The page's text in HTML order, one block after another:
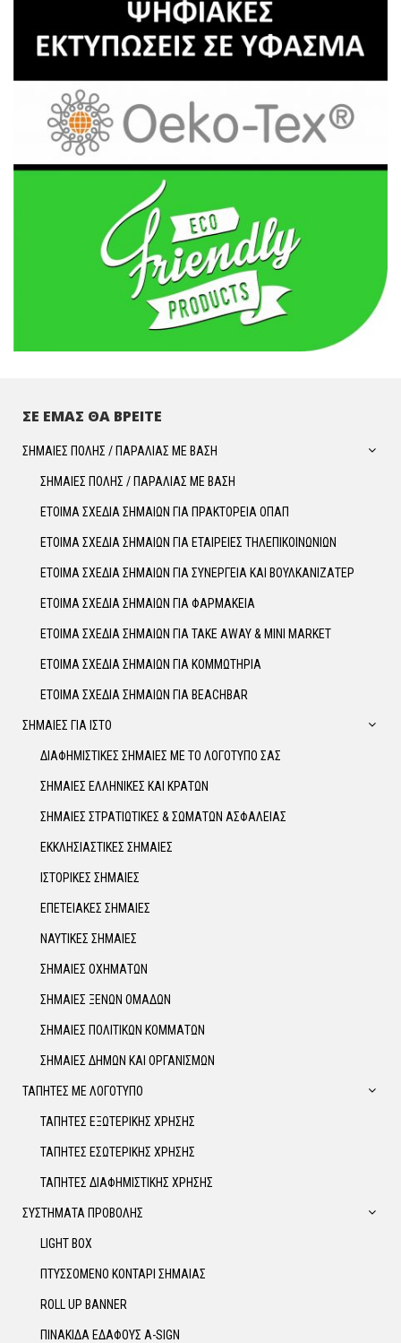
ΣΕ ΕΜΑΣ ΘΑ ΒΡΕΙΤΕ
ΣΗΜΑΙΕΣ ΠΟΛΗΣ / ΠΑΡΑΛΙΑΣ ΜΕ ΒΑΣΗ
ΣΗΜΑΙΕΣ ΠΟΛΗΣ / ΠΑΡΑΛΙΑΣ ΜΕ ΒΑΣΗ
ΕΤΟΙΜΑ ΣΧΕΔΙΑ ΣΗΜΑΙΩΝ ΓΙΑ ΠΡΑΚΤΟΡΕΙΑ ΟΠΑΠ
ΕΤΟΙΜΑ ΣΧΕΔΙΑ ΣΗΜΑΙΩΝ ΓΙΑ ΕΤΑΙΡΕΙΕΣ ΤΗΛΕΠΙΚΟΙΝΩΝΙΩΝ
ΕΤΟΙΜΑ ΣΧΕΔΙΑ ΣΗΜΑΙΩΝ ΓΙΑ ΣΥΝΕΡΓΕΙΑ ΚΑΙ ΒΟΥΛΚΑΝΙΖΑΤΕΡ
ΕΤΟΙΜΑ ΣΧΕΔΙΑ ΣΗΜΑΙΩΝ ΓΙΑ ΦΑΡΜΑΚΕΙΑ
ΕΤΟΙΜΑ ΣΧΕΔΙΑ ΣΗΜΑΙΩΝ ΓΙΑ TAKE AWAY & MINI MARKET
ΕΤΟΙΜΑ ΣΧΕΔΙΑ ΣΗΜΑΙΩΝ ΓΙΑ ΚΟΜΜΩΤΗΡΙΑ
ΕΤΟΙΜΑ ΣΧΕΔΙΑ ΣΗΜΑΙΩΝ ΓΙΑ BEACHBAR
ΣΗΜΑΙΕΣ ΓΙΑ ΙΣΤΟ
ΔΙΑΦΗΜΙΣΤΙΚΕΣ ΣΗΜΑΙΕΣ ΜΕ ΤΟ ΛΟΓΟΤΥΠΟ ΣΑΣ
ΣΗΜΑΙΕΣ ΕΛΛΗΝΙΚΕΣ ΚΑΙ ΚΡΑΤΩΝ
ΣΗΜΑΙΕΣ ΣΤΡΑΤΙΩΤΙΚΕΣ & ΣΩΜΑΤΩΝ ΑΣΦΑΛΕΙΑΣ
ΕΚΚΛΗΣΙΑΣΤΙΚΕΣ ΣΗΜΑΙΕΣ
ΙΣΤΟΡΙΚΕΣ ΣΗΜΑΙΕΣ
ΕΠΕΤΕΙΑΚΕΣ ΣΗΜΑΙΕΣ
ΝΑΥΤΙΚΕΣ ΣΗΜΑΙΕΣ
ΣΗΜΑΙΕΣ ΟΧΗΜΑΤΩΝ
ΣΗΜΑΙΕΣ ΞΕΝΩΝ ΟΜΑΔΩΝ
ΣΗΜΑΙΕΣ ΠΟΛΙΤΙΚΩΝ ΚΟΜΜΑΤΩΝ
ΣΗΜΑΙΕΣ ΔΗΜΩΝ ΚΑΙ ΟΡΓΑΝΙΣΜΩΝ
ΤΑΠΗΤΕΣ ΜΕ ΛΟΓΟΤΥΠΟ
ΤΑΠΗΤΕΣ ΕΞΩΤΕΡΙΚΗΣ ΧΡΗΣΗΣ
ΤΑΠΗΤΕΣ ΕΣΩΤΕΡΙΚΗΣ ΧΡΗΣΗΣ
ΤΑΠΗΤΕΣ ΔΙΑΦΗΜΙΣΤΙΚΗΣ ΧΡΗΣΗΣ
ΣΥΣΤΗΜΑΤΑ ΠΡΟΒΟΛΗΣ
LIGHT BOX
ΠΤΥΣΣΟΜΕΝΟ ΚΟΝΤΑΡΙ ΣΗΜΑΙΑΣ
ROLL UP BANNER
ΠΙΝΑΚΙΔΑ ΕΔΑΦΟΥΣ A-SIGN